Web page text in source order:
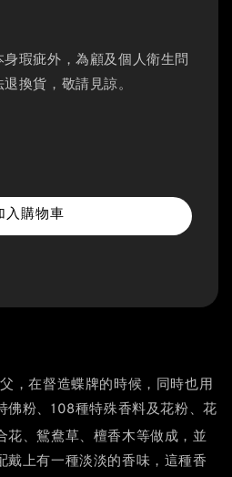
瑕疵外，為顧及個人衛生問
換貨，敬請見諒。
入購物車
，在督造蝶牌的時候，同時也用
佛粉、108種特殊香料及花粉、花
花、鴛鴦草
檀香木等做成，並
戴上有一種淡淡的香味，這種香